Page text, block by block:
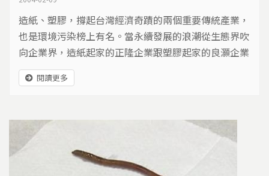
造紙、塑膠，撐起台灣經濟奇蹟的兩個重要傳統產業，
也是環境污染榜上有名。當永續發展的浪潮從生態界吹
向企業界，造紙起家的正隆企業跟塑膠起家的良灝企業
走在環保前端，革新技術，改善製程，提高產品附加價
值，在兼顧環保的同時，也準備開創新一波的綠色經濟
閱讀更多